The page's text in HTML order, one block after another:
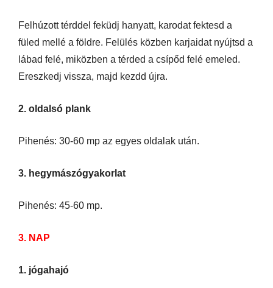
Felhúzott térddel feküdj hanyatt, karodat fektesd a
füled mellé a földre. Felülés közben karjaidat nyújtsd a
lábad felé, miközben a térded a csípőd felé emeled.
Ereszkedj vissza, majd kezdd újra.
2. oldalsó plank
Pihenés: 30-60 mp az egyes oldalak után.
3. hegymászógyakorlat
Pihenés: 45-60 mp.
3. NAP
1. jógahajó